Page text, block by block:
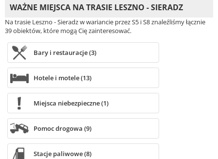
WAŻNE MIEJSCA NA TRASIE LESZNO - SIERADZ
Na trasie Leszno - Sieradz w wariancie przez S5 i S8 znaleźliśmy łącznie
39 obiektów, które mogą Cię zainteresować.
Bary i restauracje (3)
Hotele i motele (13)
Miejsca niebezpieczne (1)
Pomoc drogowa (9)
Stacje paliwowe (8)